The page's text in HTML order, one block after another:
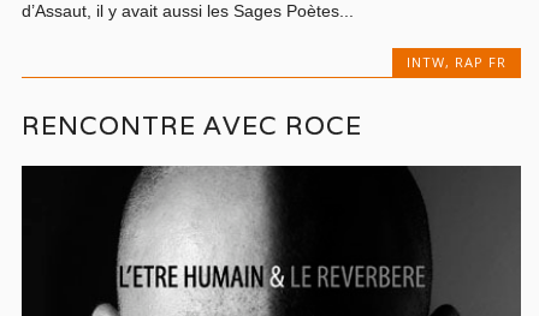
d’Assaut, il y avait aussi les Sages Poètes...
INTW, RAP FR
RENCONTRE AVEC ROCE